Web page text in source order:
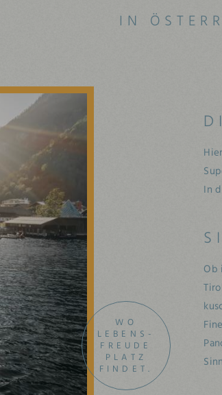
IN
WO
LEBENS-
FREUDE
PLATZ
FINDET.
In
Ob